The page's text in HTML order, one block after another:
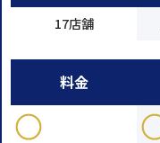
17店舗
料金